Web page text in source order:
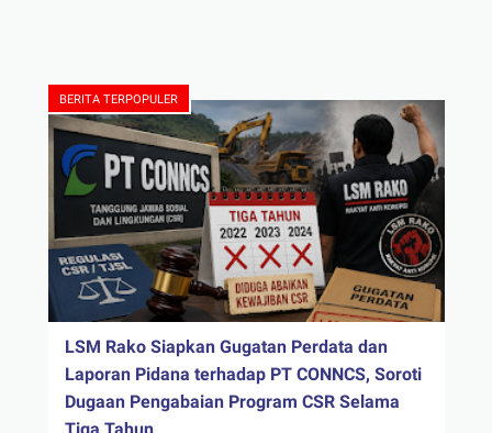
BERITA TERPOPULER
LSM Rako Siapkan Gugatan Perdata dan
Laporan Pidana terhadap PT CONNCS, Soroti
Dugaan Pengabaian Program CSR Selama